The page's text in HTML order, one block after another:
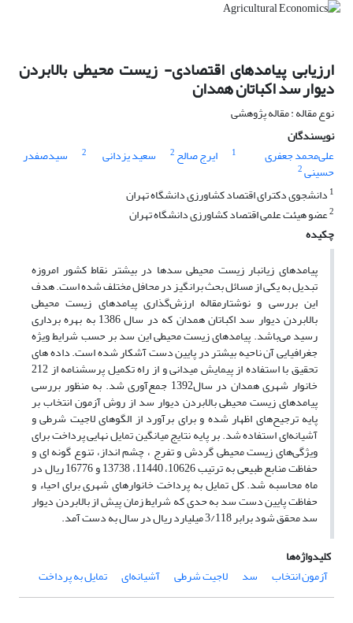
ارزیابی پیامدهای اقتصادی- زیست محیطی بالابردن
دیوار سد اکباتان همدان
نوع مقاله : مقاله پژوهشی
نویسندگان
علی‌محمد جعفری
1 ایرج صالح 2 سعید یزدانی 2 سیدصفدر
حسینی2
1 دانشجوی دکترای اقتصاد کشاورزی دانشگاه تهران
2عضو هیئت علمی اقتصاد کشاورزی دانشگاه تهران
چکیده
پیامدهای زیانبار زیست محیطی سدها در بیشتر نقاط کشور امروزه
تبدیل به یکی از مسائل بحث برانگیز در محافل مختلف شده است. هدف
این بررسی و نوشتارمقاله ارزش‌گذاری پیامدهای زیست محیطی
بالابردن دیوار سد اکباتان همدان که در سال 1386 به بهره برداری
رسید می‌باشد. پیامدهای زیست محیطی این سد بر حسب شرایط ویژه
جغرافیایی آن ناحیه بیشتر در پایین دست آشکار شده است. داده های
تحقیق با استفاده از پیمایش میدانی و از راه تکمیل پرسشنامه از 212
خانوار شهری همدان در سال1392 جمع‌آوری شد. به منظور بررسی
پیامدهای زیست محیطی بالابردن دیوار سد از روش آزمون انتخاب بر
پایه ترجیح‌های اظهار شده و برای برآورد از الگوهای لاجیت شرطی و
آشیانه‌ای استفاده شد. بر پایه نتایج میانگین تمایل نهایی پرداخت برای
ویژگی‌های زیست محیطی گردش و تفرج ، چشم انداز، تنوع گونه ای و
حفاظت منابع طبیعی به ترتیب 10626، 11440، 13738 و 16776 ریال در
ماه محاسبه شد. کل تمایل به پرداخت خانوارهای شهری برای احیاء و
حفاظت پایین دست سد به حدی که شرایط زمان پیش از بالابردن دیوار
سد محقق شود برابر 3/118 میلیارد ریال در سال به دست آمد.
کلیدواژه‌ها
آزمون انتخاب
سد لاجیت شرطی آشیانه‌ای تمایل به پرداخت